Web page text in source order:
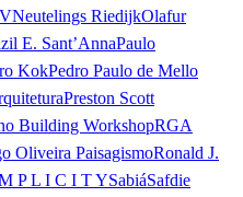
Neutelings RiedijkOlafur
E. Sant’AnnaPaulo
KokPedro Paulo de Mello
Preston Scott
Building WorkshopRGA
Oliveira PaisagismoRonald J.
P L I C I T YSabiáSafdie